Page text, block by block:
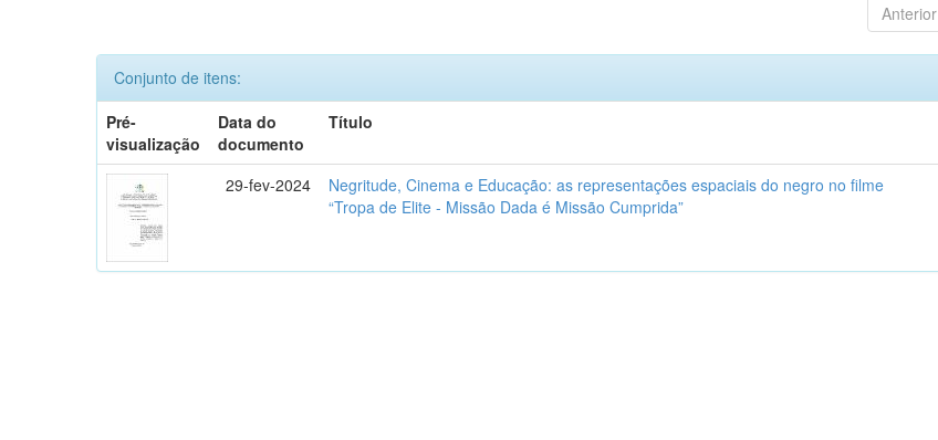
Anterior
Conjunto de itens:
Pré-
visualização
Data do
documento
Título
29-fev-2024
Negritude, Cinema e Educação: as representações espaciais do negro no filme
“Tropa de Elite - Missão Dada é Missão Cumprida”